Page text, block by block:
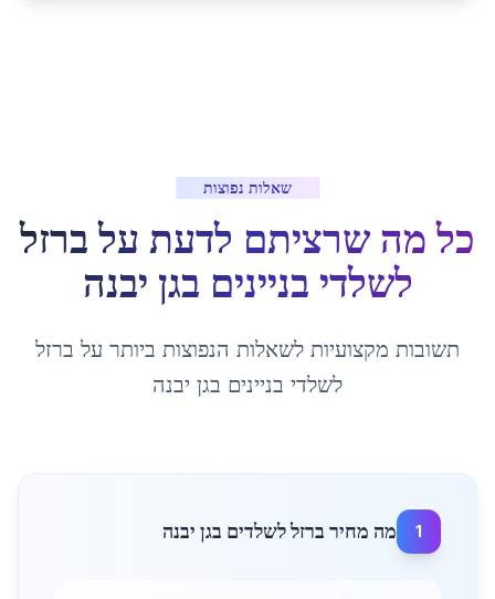
שאלות נפוצות
כל מה שרציתם לדעת על ברזל
לשלדי בניינים בגן יבנה
תשובות מקצועיות לשאלות הנפוצות ביותר על ברזל
לשלדי בניינים בגן יבנה
1 מה מחיר ברזל לשלדים בגן יבנה